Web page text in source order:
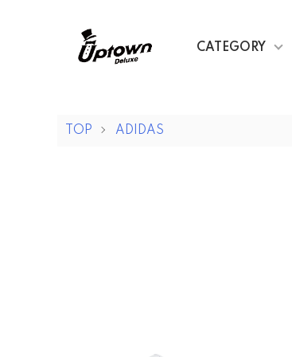
CATEGORY
TOP ADIDAS